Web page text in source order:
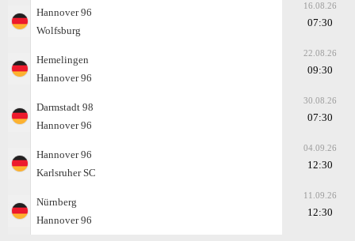
Hannover 96
Wolfsburg
16.08.26
07:30
Hemelingen
Hannover 96
22.08.26
09:30
Darmstadt 98
Hannover 96
30.08.26
07:30
Hannover 96
Karlsruher SC
04.09.26
12:30
Nürnberg
Hannover 96
11.09.26
12:30